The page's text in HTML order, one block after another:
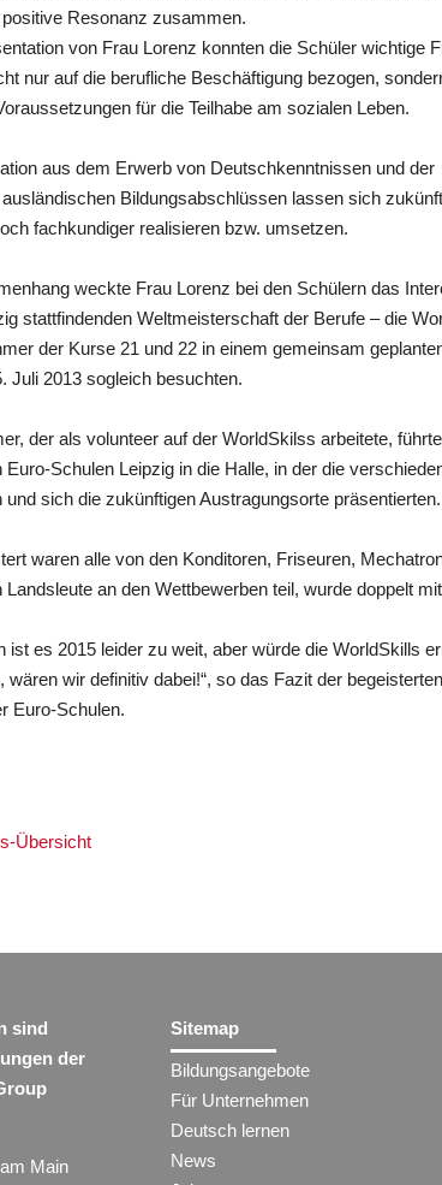
Resonanz zusammen.
von Frau Lorenz konnten die Schüler wichtige
nur auf die berufliche Beschäftigung bezogen,
für die Teilhabe am sozialen Leben.
aus dem Erwerb von Deutschkenntnissen und der
Bildungsabschlüssen lassen sich
fachkundiger realisieren bzw. umsetzen.
weckte Frau Lorenz bei den Schülern das
stattfindenden Weltmeisterschaft der Berufe – die
der Kurse 21 und 22 in einem gemeinsam
Juli 2013 sogleich besuchten.
der als volunteer auf der WorldSkilss arbeitete,
Euro-Schulen Leipzig in die Halle, in der die
und sich die zukünftigen Austragungsorte präsentierten.
waren alle von den Konditoren, Friseuren,
an den Wettbewerben teil, wurde doppelt
ist es 2015 leider zu weit, aber würde die WorldSkills
wären wir definitiv dabei!“, so das Fazit der begeisterten
Euro-Schulen.
Übersicht
sind
der
Main
Sitemap
Bildungsangebote
Für Unternehmen
Deutsch lernen
News